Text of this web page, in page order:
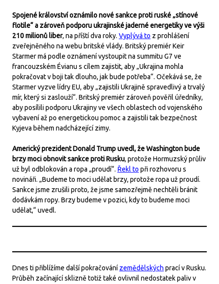
Spojené království oznámilo nové sankce proti ruské „stínové
flotile“ a zároveň podporu ukrajinské jaderné energetiky ve výši
210 milionů liber, na příští dva roky. Vyplývá to z prohlášení
zveřejněného na webu britské vlády. Britský premiér Keir
Starmer má podle oznámení vystoupit na summitu G7 ve
francouzském Évianu s cílem zajistit, aby „Ukrajina mohla
pokračovat v boji tak dlouho, jak bude potřeba“. Očekává se, že
Starmer vyzve lídry EU, aby „zajistili Ukrajině spravedlivý a trvalý
mír, který si zaslouží“. Britský premiér zároveň pověřil úředníky,
aby posílili podporu Ukrajiny ve všech oblastech od vojenského
vybavení až po energetickou pomoc a zajistili tak bezpečnost
Kyjeva během nadcházející zimy.
Americký prezident Donald Trump uvedl, že Washington bude
brzy moci obnovit sankce proti Rusku, protože Hormuzský průliv
už byl odblokován a ropa „proudí“. Řekl to při rozhovoru s
novináři. „Budeme to moci udělat brzy, protože ropa už proudí.
Sankce jsme zrušili proto, že jsme samozřejmě nechtěli bránit
dodávkám ropy. Brzy budeme v pozici, kdy to budeme moci
udělat,“ uvedl.
Dnes ti přiblížíme další pokračování zemědělských prací v Rusku.
Průběh začínající sklizně totiž také ovlivnil nedostatek paliv v